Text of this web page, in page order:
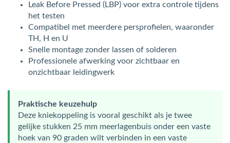
Leak Before Pressed (LBP) voor extra controle tijdens
het testen
Compatibel met meerdere persprofielen, waaronder
TH, H en U
Snelle montage zonder lassen of solderen
Professionele afwerking voor zichtbaar en
onzichtbaar leidingwerk
Praktische keuzehulp
Deze kniekoppeling is vooral geschikt als je twee
gelijke stukken 25 mm meerlagenbuis onder een vaste
hoek van 90 graden wilt verbinden in een vaste